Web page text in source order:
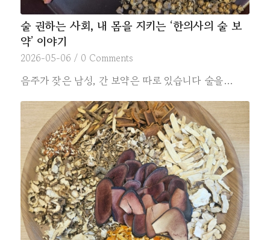
술 권하는 사회, 내 몸을 지키는 ‘한의사의 술 보
약’ 이야기
2026-05-06 / 0 Comments
음주가 잦은 남성, 간 보약은 따로 있습니다 술을…